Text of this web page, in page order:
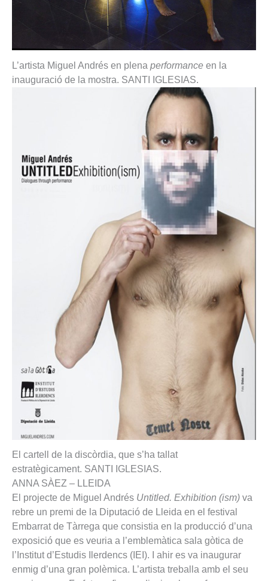
L’artista Miguel Andrés en plena performance en la
inauguració de la mostra. SANTI IGLESIAS.
El cartell de la discòrdia, que s’ha tallat
estratègicament. SANTI IGLESIAS.
ANNA SÀEZ – LLEIDA
El pro­jecte de Miguel Andrés Untit­led. Exhi­bi­tion (ism) va
rebre un premi de la Dipu­tació de Lleida en el fes­ti­val
Embar­rat de Tàrrega que con­sis­tia en la pro­ducció d’una
expo­sició que es veu­ria a l’emblemàtica sala gòtica de
l’Ins­ti­tut d’Estu­dis Iler­dencs (IEI). I ahir es va inau­gu­rar
enmig d’una gran polèmica. L’artista tre­ba­lla amb el seu